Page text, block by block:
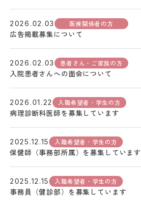
2026.02.03 医療関係者の方
広告掲載募集について
2026.02.03 患者さん・ご家族の方
入院患者さんへの面会について
2026.01.22 入職希望者・学生の方
病理診断科医師を募集しています
2025.12.15 入職希望者・学生の方
保健師（事務部所属）を募集しています
2025.12.15 入職希望者・学生の方
事務員（健診部）を募集しています